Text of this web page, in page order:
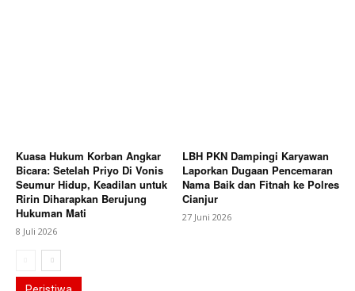
Kuasa Hukum Korban Angkar
Bicara: Setelah Priyo Di Vonis
Seumur Hidup, Keadilan untuk
Ririn Diharapkan Berujung
Hukuman Mati
8 Juli 2026
LBH PKN Dampingi Karyawan
Laporkan Dugaan Pencemaran
Nama Baik dan Fitnah ke Polres
Cianjur
27 Juni 2026